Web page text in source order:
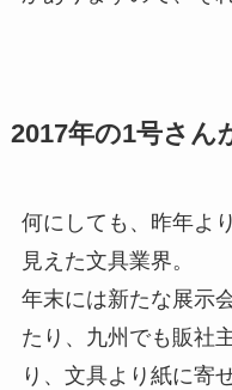
2017年の1号さん
何にしても、昨年よ
見えた文具業界。
年末には新たな展示
たり、九州でも販社
り、文具より紙に寄